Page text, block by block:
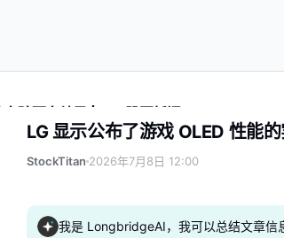
实验研究结果 | LPL 股票新闻
LG 显示公布了游戏 OLED 性能
StockTitan 2026年7月8日 12:00
我是 LongbridgeAI，我可以总结文章信